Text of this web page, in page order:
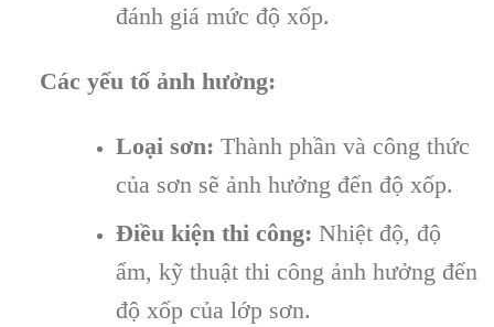
đánh giá mức độ xốp.
Các yếu tố ảnh hưởng:
Loại sơn: Thành phần và công thức
của sơn sẽ ảnh hưởng đến độ xốp.
Điều kiện thi công: Nhiệt độ, độ
ẩm, kỹ thuật thi công ảnh hưởng đến
độ xốp của lớp sơn.